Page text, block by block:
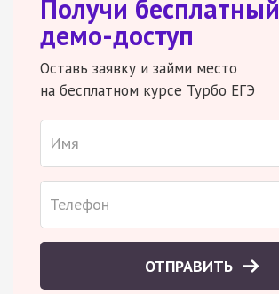
Получи бесплатный
демо-доступ
Оставь заявку и займи место
на бесплатном курсе Турбо ЕГЭ
ОТПРАВИТЬ